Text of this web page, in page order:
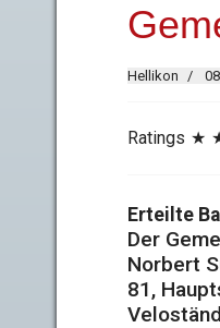
Hellikon
Ratings
Erteilte
Der
Norbert
81,